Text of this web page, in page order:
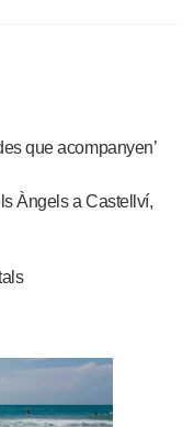
que acompanyen’
Àngels a Castellví,